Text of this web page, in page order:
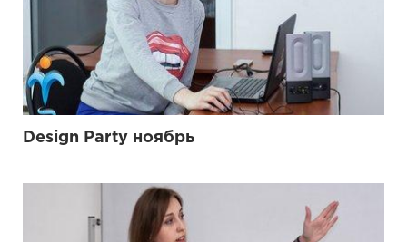
Design Party ноябрь